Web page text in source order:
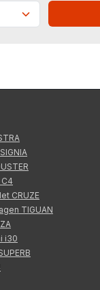
CRUZE
TIGUAN
i30